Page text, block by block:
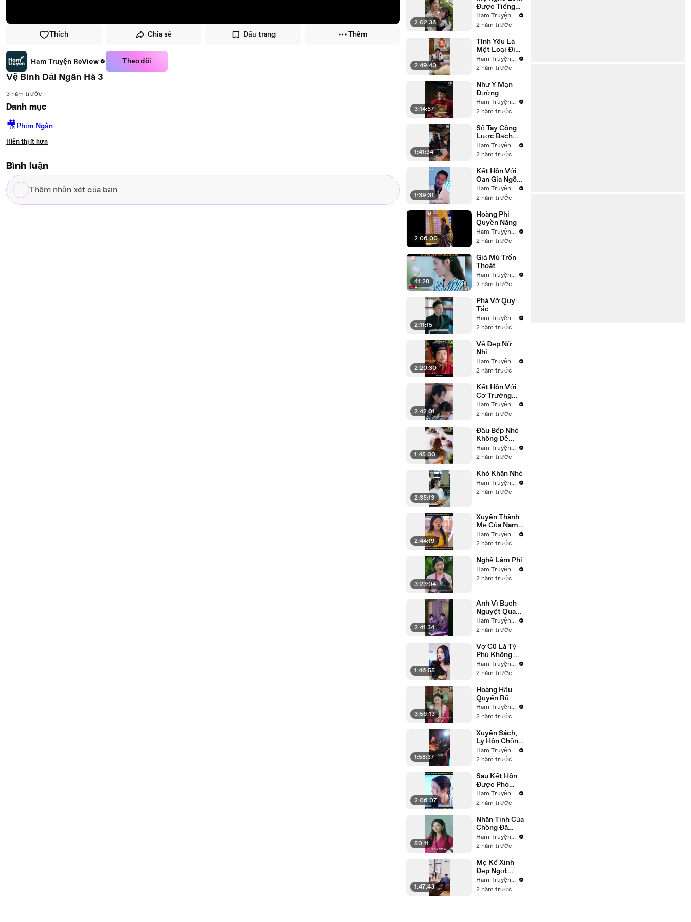
Thích Chia sẻ Dấu trang Thêm
Ham Truyện ReView Theo dõi
Vệ Binh Dải Ngân Hà 3
3 năm trước
Danh mục
🎥Phim Ngắn
Hiển thị ít hơn
Bình luận
Thêm
nhận
2:02:36
Được Tiếng
Lòng Con Gái
Ham Truyện ReView
2 năm trước
2:49:40
Tình Yêu Là
Một Loại Điên
Rồ
Ham Truyện ReView
2 năm trước
3:14:57
Như Ý Mạn
Đường
Ham Truyện ReView
2 năm trước
1:41:34
Sổ Tay Công
Lược Bạch
Nguyệt Quang
Ham Truyện ReView
2 năm trước
1:39:31
Kết Hôn Với
Oan Gia Ngõ
Hẹp
Ham Truyện ReView
2 năm trước
2:06:00
Hoàng Phi
Quyền Năng
Ham Truyện ReView
2 năm trước
41:28
Giả Mù Trốn
Thoát
Ham Truyện ReView
2 năm trước
2:11:15
Phá Vỡ Quy
Tắc
Ham Truyện ReView
2 năm trước
2:20:30
Vẻ Đẹp Nữ
Nhi
Ham Truyện ReView
2 năm trước
2:42:01
Kết Hôn Với
Cơ Trưởng
Lạnh LùngHam Truyện ReView
2 năm trước
1:45:00
Đầu Bếp Nhỏ
Không Dễ
Chọc
Ham Truyện ReView
2 năm trước
2:35:13
Khó Khăn Nhỏ
Ham Truyện ReView
2 năm trước
2:44:19
Xuyên Thành
Mẹ Của Nam
Chính Phản
Diện
Ham Truyện ReView
2 năm trước
3:23:04
Nghề Làm Phi
Ham Truyện ReView
2 năm trước
2:41:34
Anh Vì Bạch
Nguyệt Quang
Mà Hủy Hôn,
Tôi Không
Ham Truyện ReView
2 năm trước
1:46:55
Vợ Cũ Là Tỷ
Phú Không Dễ
Chọc
Ham Truyện ReView
2 năm trước
3:56:13
Hoàng Hậu
Quyến Rũ
Ham Truyện ReView
2 năm trước
1:58:37
Xuyên Sách,
Ly Hôn Chồng
Tự Làm Bà
Chủ
Ham Truyện ReView
2 năm trước
2:06:07
Sau Kết Hôn
Được Phó
Tổng Yêu
Chiều
Ham Truyện ReView
2 năm trước
50:11
Nhân Tình Của
Chồng Đã
Cướp Mất
Con Tôi
Ham Truyện ReView
2 năm trước
1:47:43
Mẹ Kế Xinh
Đẹp Ngọt
Ngào
Ham Truyện ReView
2 năm trước